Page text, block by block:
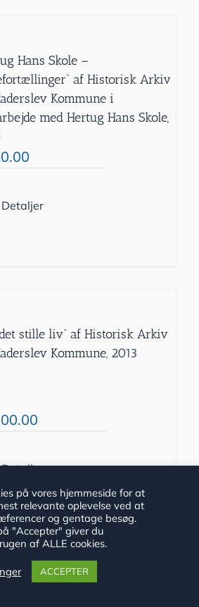
Hans Skole –
af Historisk Arkiv
Kommune i
med Hertug Hans Skole,
Detaljer
det stille liv” af Historisk Arkiv
Kommune, 2013
Detaljer
på vores hjemmeside for at
relevante oplevelse ved at
og gentage besøg.
"Accepter" giver du
af ALLE cookies.
ACCEPTER